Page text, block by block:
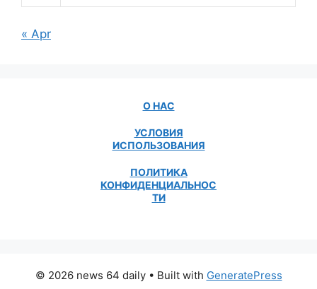
« Apr
О НАС
УСЛОВИЯ
ИСПОЛЬЗОВАНИЯ
ПОЛИТИКА
КОНФИДЕНЦИАЛЬНОС
ТИ
© 2026 news 64 daily• Built with GeneratePress